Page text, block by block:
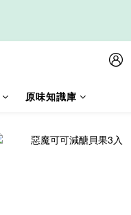
原味知識庫